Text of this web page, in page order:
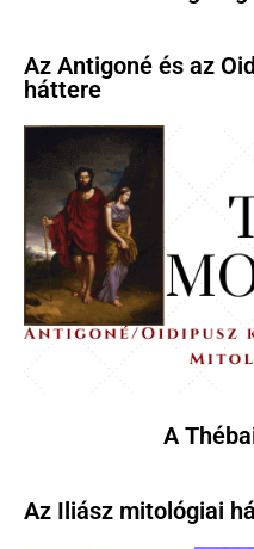
Az Antigoné és az
háttere
A
Az Iliász mitológiai